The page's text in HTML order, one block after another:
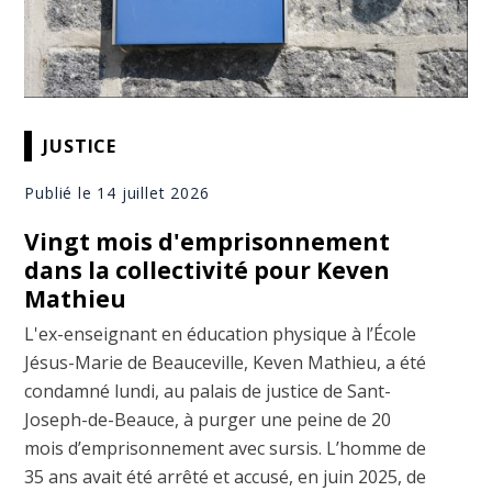
JUSTICE
Publié le 14 juillet 2026
Vingt mois d'emprisonnement
dans la collectivité pour Keven
Mathieu
L'ex-enseignant en éducation physique à l’École
Jésus-Marie de Beauceville, Keven Mathieu, a été
condamné lundi, au palais de justice de Sant-
Joseph-de-Beauce, à purger une peine de 20
mois d’emprisonnement avec sursis. L’homme de
35 ans avait été arrêté et accusé, en juin 2025, de